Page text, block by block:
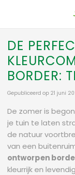
DE
BORDER:
Gepubliceerd op 21 juni
De zomer is
je tuin te laten
de natuur
van een
ontworpen
kleurrijk en